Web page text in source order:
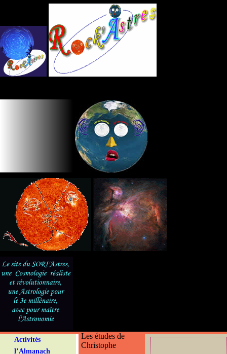
Activités
l’Almanach
Les études de
Christophe
Panneau de gestion des cookies